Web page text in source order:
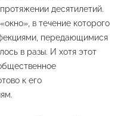
десятилетий.
в течение которого
передающимися
в разы. И хотя этот
к его
.